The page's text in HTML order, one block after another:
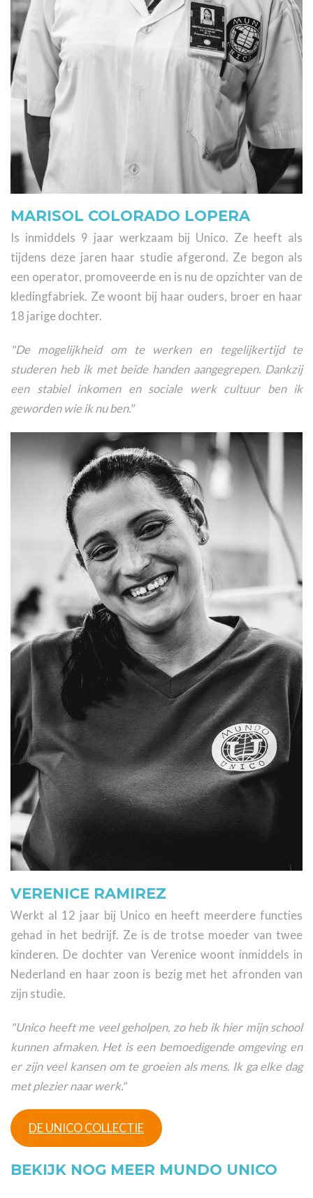
MARISOL COLORADO LOPERA
Is inmiddels 9 jaar werkzaam bij Unico. Ze heeft als
tijdens deze jaren haar studie afgerond. Ze begon als
een operator, promoveerde en is nu de opzichter van de
kledingfabriek. Ze woont bij haar ouders, broer en haar
18 jarige dochter.
"De mogelijkheid om te werken en tegelijkertijd te
studeren heb ik met beide handen aangegrepen. Dankzij
een stabiel inkomen en sociale werk cultuur ben ik
geworden wie ik nu ben."
VERENICE RAMIREZ
Werkt al 12 jaar bij Unico en heeft meerdere functies
gehad in het bedrijf. Ze is de trotse moeder van twee
kinderen. De dochter van Verenice woont inmiddels in
Nederland en haar zoon is bezig met het afronden van
zijn studie.
"Unico heeft me veel geholpen, zo heb ik hier mijn school
kunnen afmaken. Het is een bemoedigende omgeving en
er zijn veel kansen om te groeien als mens. Ik ga elke dag
met plezier naar werk."
DE UNICO COLLECTIE
BEKIJK NOG MEER MUNDO UNICO